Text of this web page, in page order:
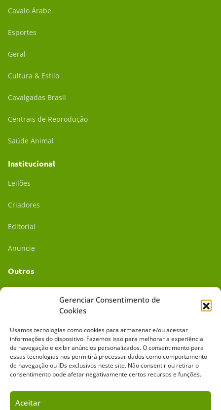
Gerenciar Consentimento de
Cookies
Usamos tecnologias como cookies para armazenar e/ou acessar
informações do dispositivo. Fazemos isso para melhorar a experiência
de navegação e exibir anúncios personalizados. O consentimento para
essas tecnologias nos permitirá processar dados como comportamento
de navegação ou IDs exclusivos neste site. Não consentir ou retirar o
consentimento pode afetar negativamente certos recursos e funções.
Aceitar
Cavalo Árabe
Esportes
Geral
Cultura & Estilo
Cavalgadas Brasil
Centrais de Reprodução
Saúde Animal
Institucional
Leilões
Criadores
Editorial
Anuncie
Outros
Mídia Kit